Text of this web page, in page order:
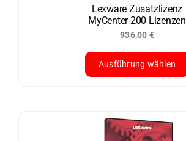
Sonderpreis
der
Produktseite
werden
Lexware Zusatzlizenz
MyCenter 200 Lizenzen
936,00 €
Ausführung wählen
weist
mehrere